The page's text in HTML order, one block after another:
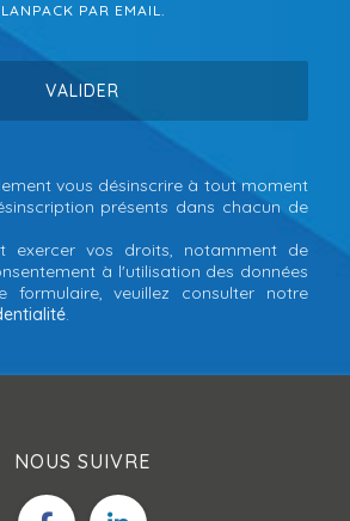
PAR EMAIL.
vous désinscrire à tout moment
présents dans chacun de
exercer vos droits, notamment de
à l'utilisation des données
formulaire, veuillez consulter notre
.
NOUS SUIVRE